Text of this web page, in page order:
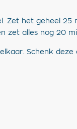
Zet het geheel 25
zet alles nog 20
Schenk